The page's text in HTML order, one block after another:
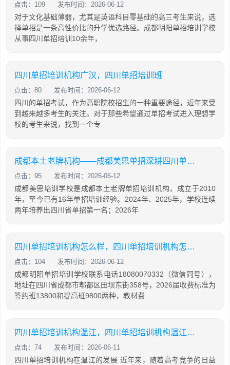
点击：109 发布时间：2026-06-12
对于文化基础薄弱，尤其是英语科目零基础的高三考生来说，选
择单招是一条高性价比的升学优选路径。成都明阳单招培训学校
从事四川单招培训10余年，
四川单招培训机构广汉，四川单招培训班
点击：80 发布时间：2026-06-12
四川的单招考试，作为高职院校招生的一种重要途径，近年来受
到越来越多考生的关注。对于那些希望通过单招考试进入理想学
校的考生来说，找到一个专
成都本土老牌机构——成都美思单招深耕四川单招16年，助力学生录取公办院校！
点击：95 发布时间：2026-06-12
成都美思培训学校是成都本土老牌单招培训机构，成立于2010
年，至今已有16年单招培训经验。2024年、2025年，学校连续
两年培养出四川省单招第一名；2026年
四川单招培训机构怎么样，四川单招培训机构怎么样知乎
点击：104 发布时间：2026-06-12
成都明阳单招培训学校联系电话18080070332（微信同号），
地址在四川省成都市郫都区田坝东街358号，2026届收费标准为
签约班13800和提高班9800两种，教材费
四川单招培训机构温江，四川单招培训机构温江有哪些
点击：74 发布时间：2026-06-11
四川单招培训机构在温江的发展 近年来，随着高考竞争的日益